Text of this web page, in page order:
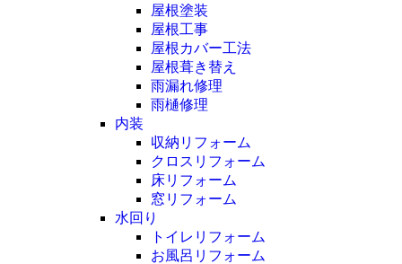
屋根塗装
屋根工事
屋根カバー工法
屋根葺き替え
雨漏れ修理
雨樋修理
内装
収納リフォーム
クロスリフォーム
床リフォーム
窓リフォーム
水回り
トイレリフォーム
お風呂リフォーム